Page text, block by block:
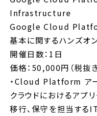
Infrastructure
Google Cloud
基本に関するハンズオ
開催日数：1日
価格：50,000円（税抜き
・Cloud Platform ア
クラウドにおけるアプ
移行、保守を担当する